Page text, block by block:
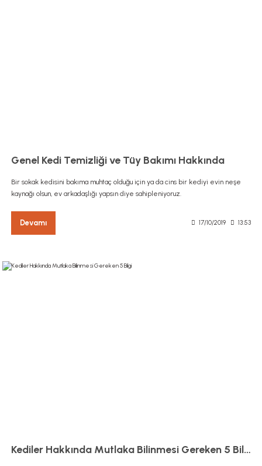
Genel Kedi Temizliği ve Tüy Bakımı Hakkında
Bir sokak kedisini bakıma muhtaç olduğu için ya da cins bir kediyi evin neşe
kaynağı olsun, ev arkadaşlığı yapsın diye sahipleniyoruz.
Devamı 17/10/2019 13:53
Kediler Hakkında Mutlaka Bilinmesi Gereken 5 Bilgi